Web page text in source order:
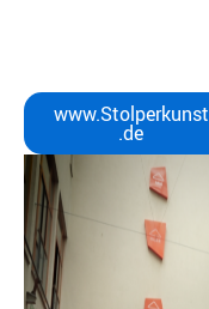
www.Stolperkunst
.de